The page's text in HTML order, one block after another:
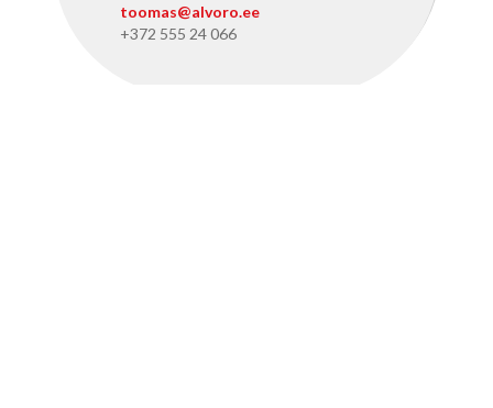
toomas@alvoro.ee
+372 555 24 066